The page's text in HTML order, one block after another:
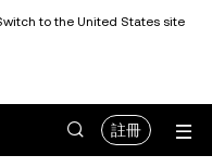
to the United States site
註冊